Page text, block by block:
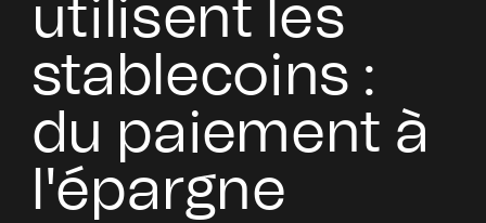
utilisent les
stablecoins :
du paiement à
l'épargne